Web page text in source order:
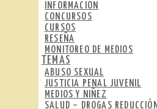
INFORMACIÓN
CONCURSOS
CURSOS
RESEÑA
MONITOREO DE MEDIOS
TEMAS
ABUSO SEXUAL
JUSTICIA PENAL JUVENIL
MEDIOS Y NIÑEZ
SALUD – DROGAS